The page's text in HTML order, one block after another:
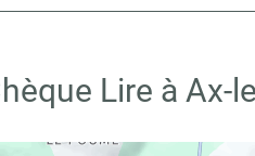
Lire à Ax-